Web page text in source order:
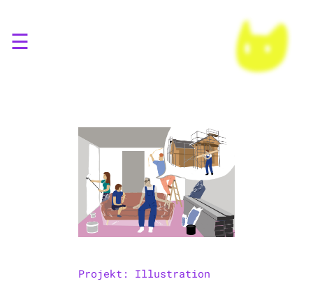
☰
Projekt: Illustration